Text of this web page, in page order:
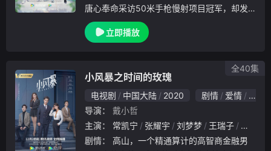
唐心奉命采访50米手枪慢射项目冠军，却发
现对方并非大家看好的老将杜凌枫，而是四年
前自己偷偷喜欢过的“射击馆辅导员”沈清源。
立即播放
小风暴之时间的玫瑰
电视剧 中国大陆 2020 剧情 爱情
国产
导演：
戴小哲
主演：
常凯宁 张耀宇 刘梦梦 王瑞子
刘晓晔
剧情：
全40集